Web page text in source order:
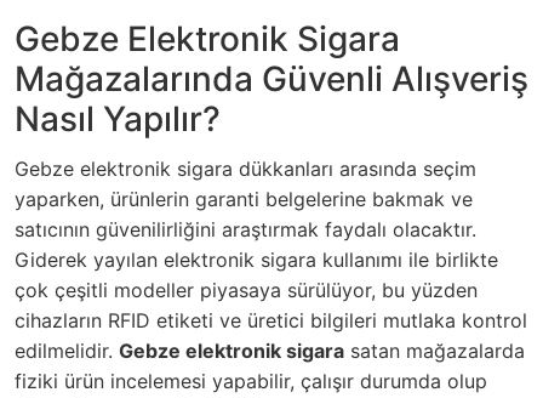
Gebze Elektronik Sigara
Mağazalarında Güvenli Alışveriş
Nasıl Yapılır?
Gebze elektronik sigara dükkanları arasında seçim
yaparken, ürünlerin garanti belgelerine bakmak ve
satıcının güvenilirliğini araştırmak faydalı olacaktır.
Giderek yayılan elektronik sigara kullanımı ile birlikte
çok çeşitli modeller piyasaya sürülüyor, bu yüzden
cihazların RFID etiketi ve üretici bilgileri mutlaka kontrol
edilmelidir. Gebze elektronik sigara satan mağazalarda
fiziki ürün incelemesi yapabilir, çalışır durumda olup